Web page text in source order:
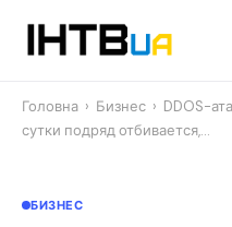
Головна › Бизнес › DDOS-
сутки подряд отбивается,…
БИЗНЕС